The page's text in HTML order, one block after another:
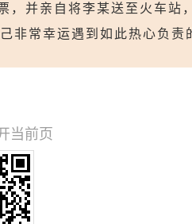
并亲自将李某送至火车站
非常幸运遇到如此热心负责
当前页